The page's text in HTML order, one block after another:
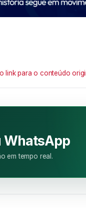
link para o conteúdo
WhatsApp
em tempo real.